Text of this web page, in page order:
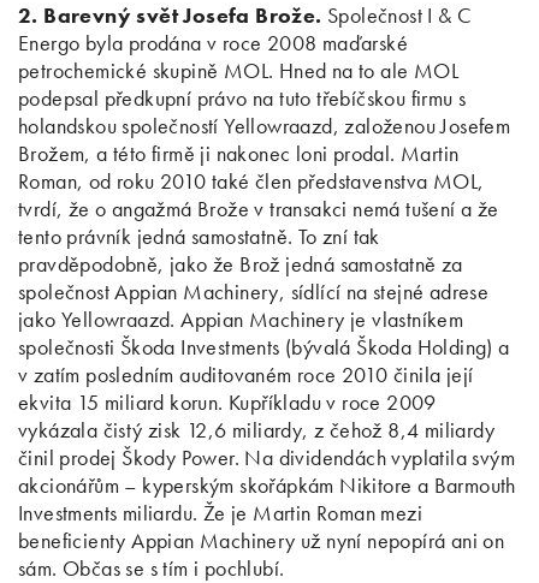
2. Barevný svět Josefa Brože. Společnost I & C
Energo byla prodána v roce 2008 maďarské
petrochemické skupině MOL. Hned na to ale MOL
podepsal předkupní právo na tuto třebíčskou firmu s
holandskou společností Yellowraazd, založenou Josefem
Brožem, a této firmě ji nakonec loni prodal. Martin
Roman, od roku 2010 také člen představenstva MOL,
tvrdí, že o angažmá Brože v transakci nemá tušení a že
tento právník jedná samostatně. To zní tak
pravděpodobně, jako že Brož jedná samostatně za
společnost Appian Machinery, sídlící na stejné adrese
jako Yellowraazd. Appian Machinery je vlastníkem
společnosti Škoda Investments (bývalá Škoda Holding) a
v zatím posledním auditovaném roce 2010 činila její
ekvita 15 miliard korun. Kupříkladu v roce 2009
vykázala čistý zisk 12,6 miliardy, z čehož 8,4 miliardy
činil prodej Škody Power. Na dividendách vyplatila svým
akcionářům – kyperským skořápkám Nikitore a Barmouth
Investments miliardu. Že je Martin Roman mezi
beneficienty Appian Machinery už nyní nepopírá ani on
sám. Občas se s tím i pochlubí.